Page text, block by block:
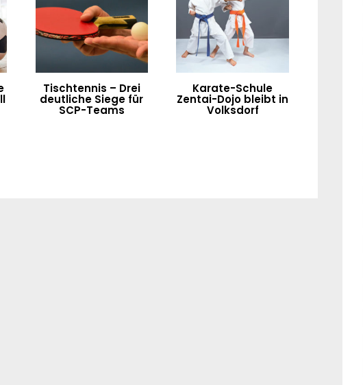
Tischtennis – Drei
deutliche Siege für
SCP-Teams
Karate-Schule
Zentai-Dojo bleibt in
Volksdorf